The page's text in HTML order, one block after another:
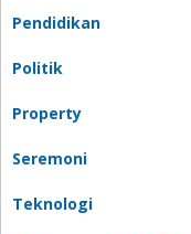
Pendidikan
Politik
Property
Seremoni
Teknologi